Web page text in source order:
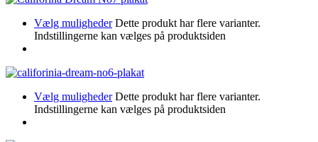
Vælg muligheder Dette produkt har flere varianter.
Indstillingerne kan vælges på produktsiden
Vælg muligheder Dette produkt har flere varianter.
Indstillingerne kan vælges på produktsiden